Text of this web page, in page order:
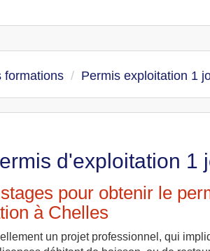
formations Permis exploitation 1
d'exploitation 1
pour obtenir le
à Chelles
un projet professionnel, qui